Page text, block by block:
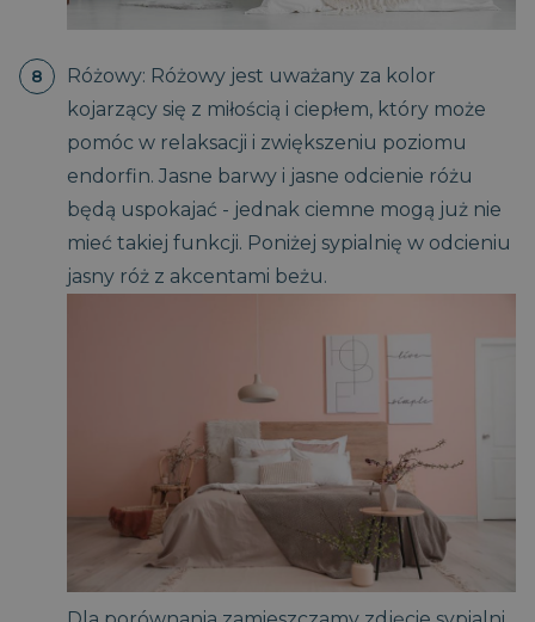
Różowy: Różowy jest uważany za kolor
kojarzący się z miłością i ciepłem, który może
pomóc w relaksacji i zwiększeniu poziomu
endorfin. Jasne barwy i jasne odcienie różu
będą uspokajać - jednak ciemne mogą już nie
mieć takiej funkcji. Poniżej sypialnię w odcieniu
jasny róż z akcentami beżu.